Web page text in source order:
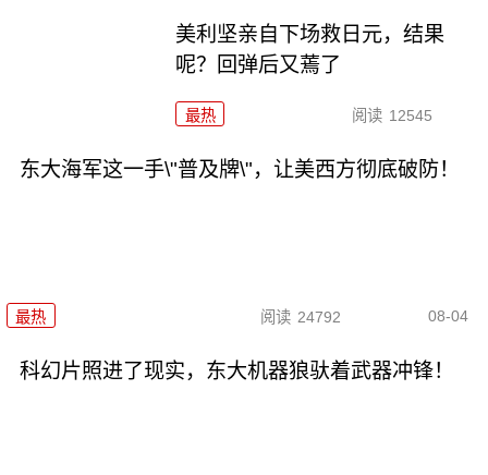
美利坚亲自下场救日元，结果
呢？回弹后又蔫了
最热 阅读 12545
东大海军这一手\"普及牌\"，让美西方彻底破防！
最热 阅读 24792 08-04
科幻片照进了现实，东大机器狼驮着武器冲锋！